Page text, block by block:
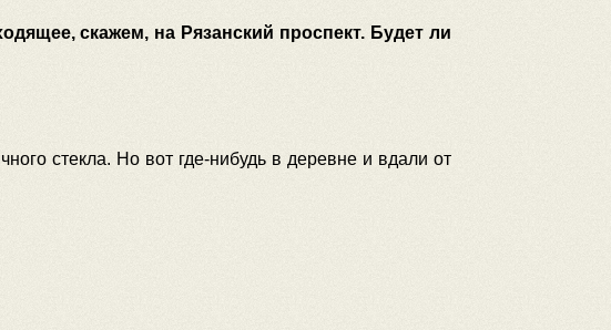
скажем, на Рязанский проспект. Будет ли
стекла. Но вот где-нибудь в деревне и вдали от